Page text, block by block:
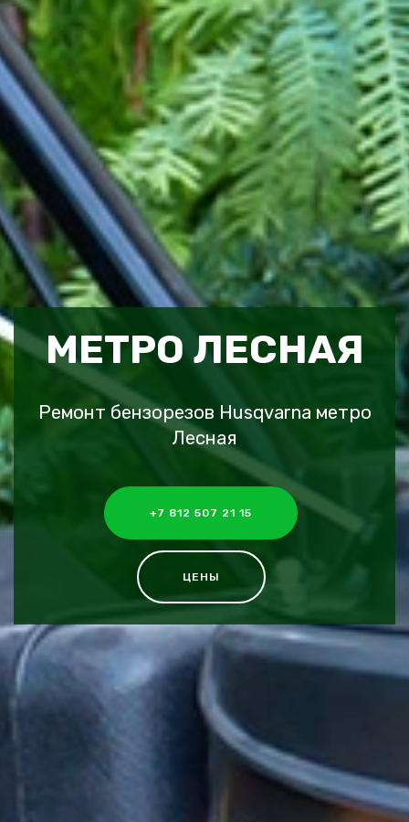
МЕТРО ЛЕСНАЯ
Ремонт бензорезов Husqvarna метро
Лесная
+7 812 507 21 15
ЦЕНЫ